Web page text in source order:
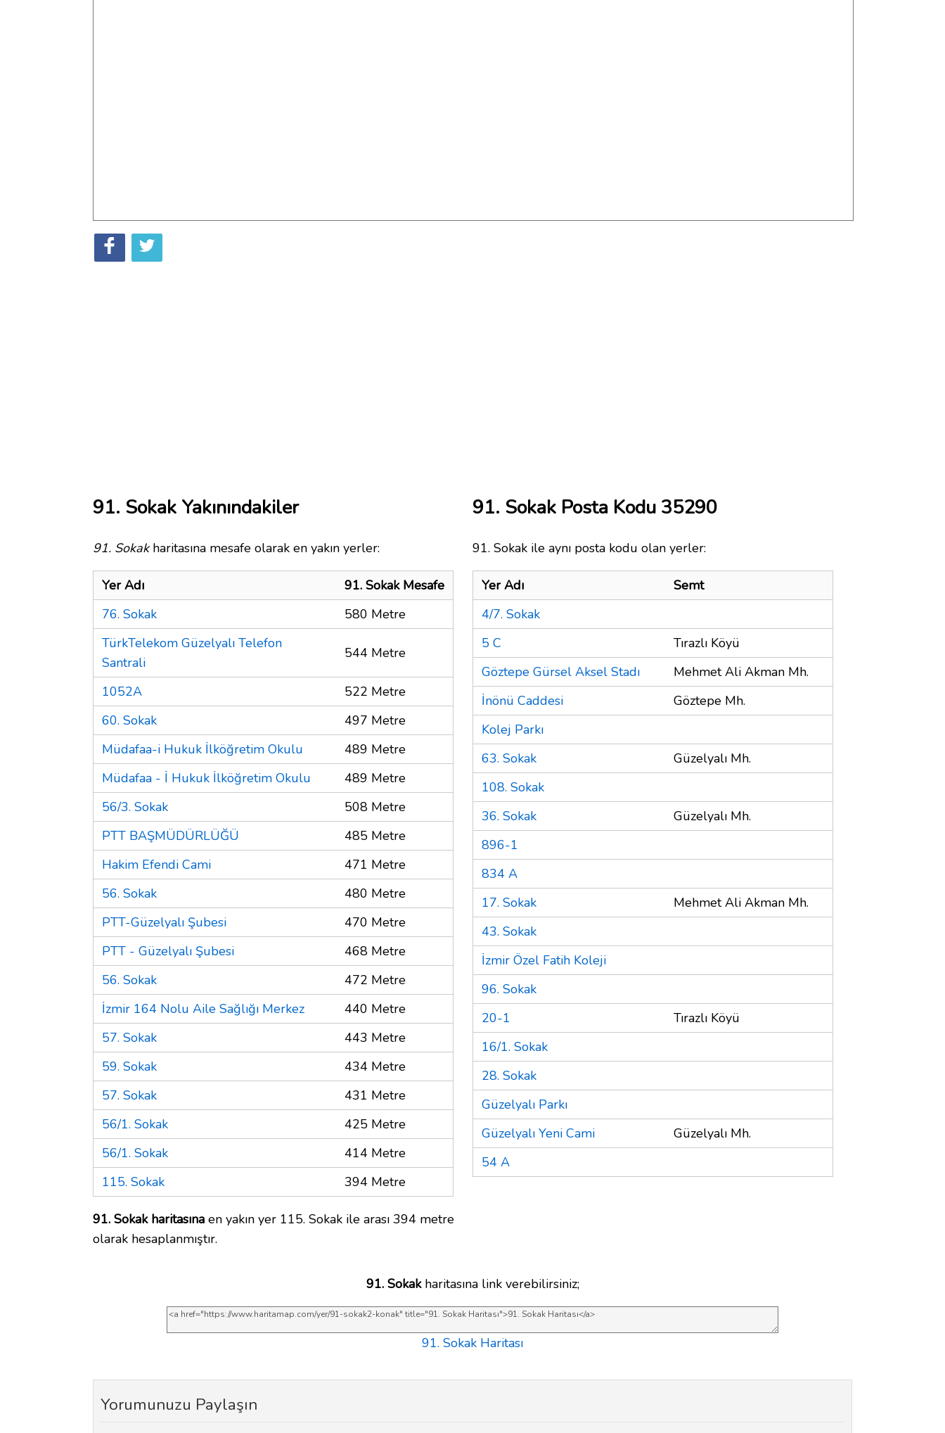
91. Sokak Yakınındakiler
91. Sokakharitasına mesafe olarak en yakın yerler:
Yer Adı
91. Sokak Mesafe
76. Sokak
580 Metre
TürkTelekom Güzelyalı Telefon
Santrali
544 Metre
1052A
522 Metre
60. Sokak
497 Metre
Müdafaa-i Hukuk İlköğretim Okulu
489 Metre
Müdafaa - İ Hukuk İlköğretim Okulu
489 Metre
56/3. Sokak
508 Metre
PTT BAŞMÜDÜRLÜĞÜ
485 Metre
Hakim Efendi Cami
471 Metre
56. Sokak
480 Metre
PTT-Güzelyalı Şubesi
470 Metre
PTT - Güzelyalı Şubesi
468 Metre
56. Sokak
472 Metre
İzmir 164 Nolu Aile Sağlığı Merkez
440 Metre
57. Sokak
443 Metre
59. Sokak
434 Metre
57. Sokak
431 Metre
56/1. Sokak
425 Metre
56/1. Sokak
414 Metre
115. Sokak
394 Metre
91. Sokak haritasına en yakın yer 115. Sokak ile arası 394 metre
olarak hesaplanmıştır.
91. Sokak Posta Kodu 35290
91. Sokak ile aynı posta kodu olan yerler:
Yer Adı
Semt
4/7. Sokak
5 C
Tırazlı Köyü
Göztepe Gürsel Aksel Stadı
Mehmet Ali Akman Mh.
İnönü Caddesi
Göztepe Mh.
Kolej Parkı
63. Sokak
Güzelyalı Mh.
108. Sokak
36. Sokak
Güzelyalı Mh.
896-1
834 A
17. Sokak
Mehmet Ali Akman Mh.
43. Sokak
İzmir Özel Fatih Koleji
96. Sokak
20-1
Tırazlı Köyü
16/1. Sokak
28. Sokak
Güzelyalı Parkı
Güzelyalı Yeni Cami
Güzelyalı Mh.
54 A
91. Sokakharitasına link verebilirsiniz;
91. Sokak Haritası
Yorumunuzu Paylaşın